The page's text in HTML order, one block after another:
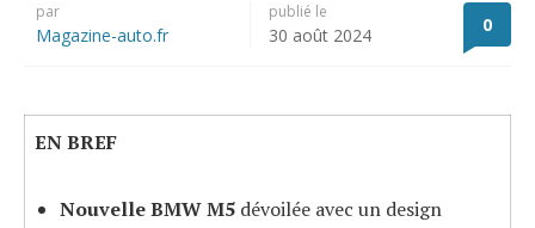
par
Magazine-auto.fr
publié le
30 août 2024 0
EN BREF
Nouvelle BMW M5dévoilée avec un design